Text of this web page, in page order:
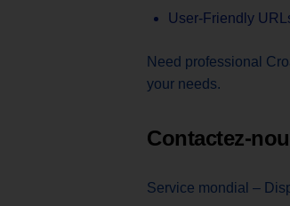
User-Friendly
Need professional
your needs.
Contactez-
Service mondial –